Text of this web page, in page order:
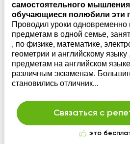
самостоятельного
обучающиеся полюбили эти
Проводил уроки одновременно
предметам в одной семье,
, по физике, математике,
геометрии и английскому
предметам на английском
различным экзаменам.
становились отличник...
Связаться с
это